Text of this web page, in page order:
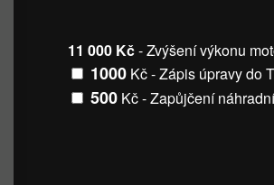
11 000 Kč- Zvýšení výkonu
1000 Kč - Zápis úpravy do
500 Kč - Zapůjčení